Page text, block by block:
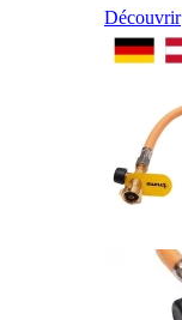
Découvrir